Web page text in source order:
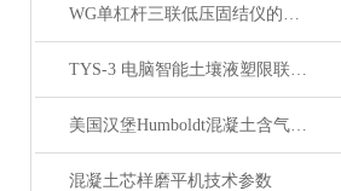
WG单杠杆三联低压固结仪的工作原理与结构解析
TYS-3 电脑智能土壤液塑限联合测定仪 打印 产品展示
美国汉堡Humboldt混凝土含气量测定仪产品展示
混凝土芯样磨平机技术参数